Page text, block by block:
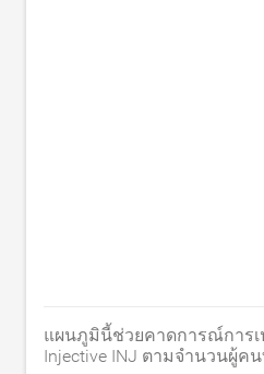
แผนภูมินี้ช่วยคาดการณ์การ
Injective INJ ตามจำนวนผู้ค